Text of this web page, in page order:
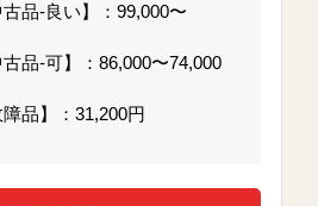
古品-良い】：99,000〜
古品-可】：86,000〜74,000
品】：31,200円